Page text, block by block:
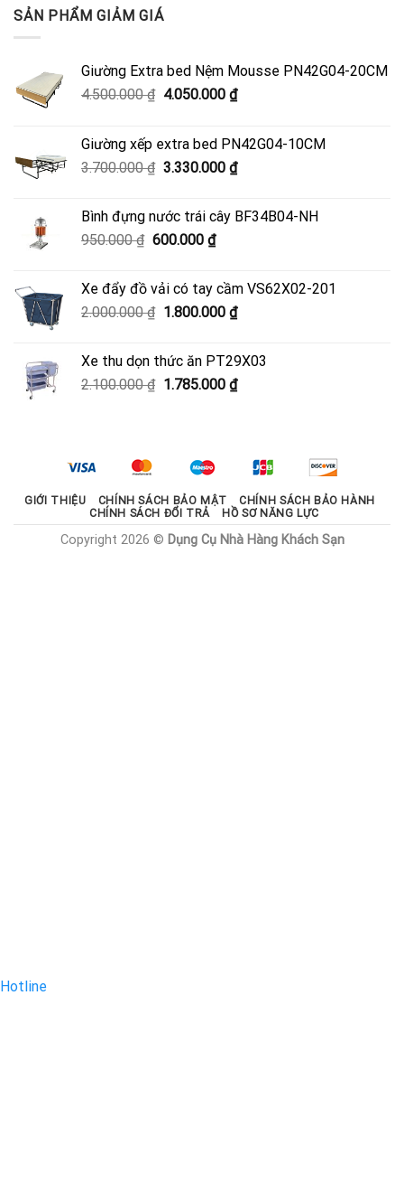
SẢN PHẨM GIẢM GIÁ
Giường Extra bed Nệm Mousse PN42G04-20CM
4.500.000₫ Giá
4.500.000 ₫.
4.050.000 ₫Giá
là:
4.050.000 ₫.
Giường xếp extra bed PN42G04-10CM
3.700.000₫ Giá
3.700.000 ₫.
3.330.000 ₫Giá
là:
Bình đựng nước trái cây BF34B04-NH
950.000₫ Giá
950.000 ₫.
600.000 ₫Giá
là:
600.000 ₫.
Xe đẩy đồ vải có tay cầm VS62X02-201
2.000.000₫ Giá
2.000.000 ₫.
1.800.000 ₫Giá
là:
1.800.000 ₫.
Xe thu dọn thức ăn PT29X03
2.100.000₫ Giá
1.785.000 ₫Giá
1.785.000 ₫.
GIỚI THIỆU CHÍNH SÁCH BẢO MẬT
CHÍNH SÁCH BẢO HÀNH
CHÍNH SÁCH ĐỔI TRẢ
HỒ SƠ NĂNG LỰC
Copyright 2026 © Dụng Cụ Nhà Hàng Khách Sạn
Hotline